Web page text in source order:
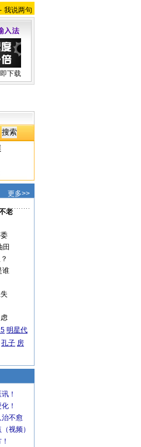
- 我说两句
下载
更多>>
老
田
谁
明星代
孔子 房